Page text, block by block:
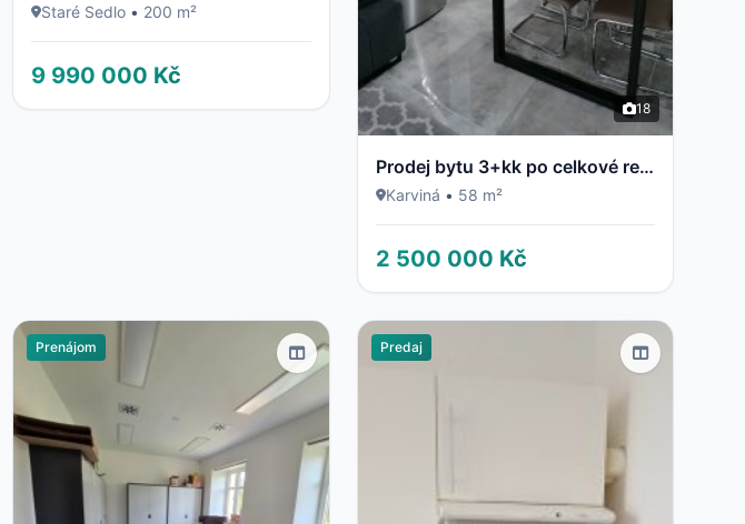
Staré Sedlo • 200 m²
9 990 000 Kč
18
Prodej bytu 3+kk po celkové rekonstrukci
Karviná • 58 m²
2 500 000 Kč
Prenájom Predaj